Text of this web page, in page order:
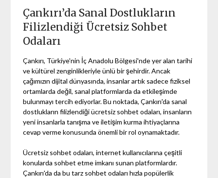
Çankırı’da Sanal Dostlukların
Filizlendiği Ücretsiz Sohbet
Odaları
Çankırı, Türkiye'nin İç Anadolu Bölgesi'nde yer alan tarihi
ve kültürel zenginlikleriyle ünlü bir şehirdir. Ancak
çağımızın dijital dünyasında, insanlar artık sadece fiziksel
ortamlarda değil, sanal platformlarda da etkileşimde
bulunmayı tercih ediyorlar. Bu noktada, Çankırı'da sanal
dostlukların filizlendiği ücretsiz sohbet odaları, insanların
yeni insanlarla tanışma ve iletişim kurma ihtiyaçlarına
cevap verme konusunda önemli bir rol oynamaktadır.
Ücretsiz sohbet odaları, internet kullanıcılarına çeşitli
konularda sohbet etme imkanı sunan platformlardır.
Çankırı'da da bu tarz sohbet odaları hızla popülerlik